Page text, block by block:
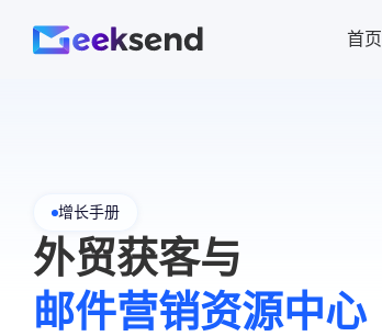
首页
增长手册
外贸获客与
邮件营销资源中心